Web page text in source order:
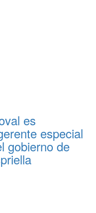
es
especial
gobierno de